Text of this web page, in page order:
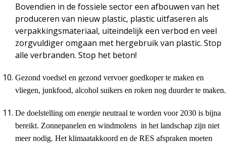
Bovendien in de fossiele sector een afbouwen van het
produceren van nieuw plastic, plastic uitfaseren als
verpakkingsmateriaal, uiteindelijk een verbod en veel
zorgvuldiger omgaan met hergebruik van plastic. Stop
alle verbranden. Stop het beton!
Gezond voedsel en gezond vervoer goedkoper te maken en
vliegen, junkfood, alcohol suikers en roken nog duurder te maken.
De doelstelling om energie neutraal te worden voor 2030 is bijna
bereikt. Zonnepanelen en windmolens in het landschap zijn niet
meer nodig. Het klimaatakkoord en de RES afspraken moeten